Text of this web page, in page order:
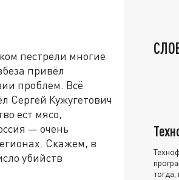
пестрели многие
привёл
проблем. Всё
Сергей Кужугетович
ест мясо,
— очень
Скажем, в
убийств
тогда,